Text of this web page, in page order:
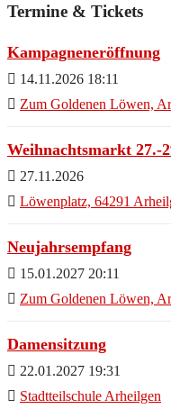
Termine & Tickets
Kampagneneröffnung
14.11.2026 18:11
Zum Goldenen Löwen,
Weihnachtsmarkt 27.-
27.11.2026
Löwenplatz, 64291
Neujahrsempfang
15.01.2027 20:11
Zum Goldenen Löwen,
Damensitzung
22.01.2027 19:31
Stadtteilschule Arheilgen